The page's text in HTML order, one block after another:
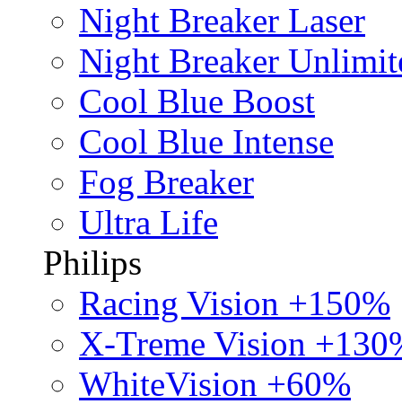
Night Breaker Laser
Night Breaker
Cool Blue Boost
Cool Blue Intense
Fog Breaker
Ultra Life
Philips
Racing Vision +150%
X-Treme Vision
WhiteVision +60%